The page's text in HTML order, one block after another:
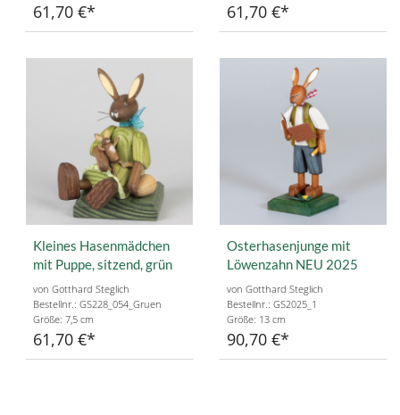
61,70 € 61,70 €
Kleines Hasenmädchen
mit Puppe, sitzend, grün
von Gotthard Steglich
Bestellnr.: GS228_054_Gruen
Größe: 7,5 cm
61,70 €
Osterhasenjunge mit
Löwenzahn NEU 2025
von Gotthard Steglich
Bestellnr.: GS2025_1
Größe: 13 cm
90,70 €